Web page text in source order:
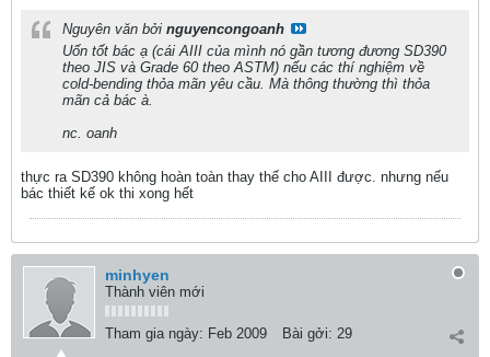
Nguyên văn bởi nguyencongoanh
Uốn tốt bác ạ (cái AIII của mình nó gần tương đương SD390
theo JIS và Grade 60 theo ASTM) nếu các thí nghiệm về
cold-bending thỏa mãn yêu cầu. Mà thông thường thì thỏa
mãn cả bác à.
nc. oanh
thực ra SD390 không hoàn toàn thay thế cho AIII được. nhưng nếu
bác thiết kế ok thi xong hết
minhyen
Thành viên mới
Tham gia ngày: Feb 2009 Bài gởi: 29